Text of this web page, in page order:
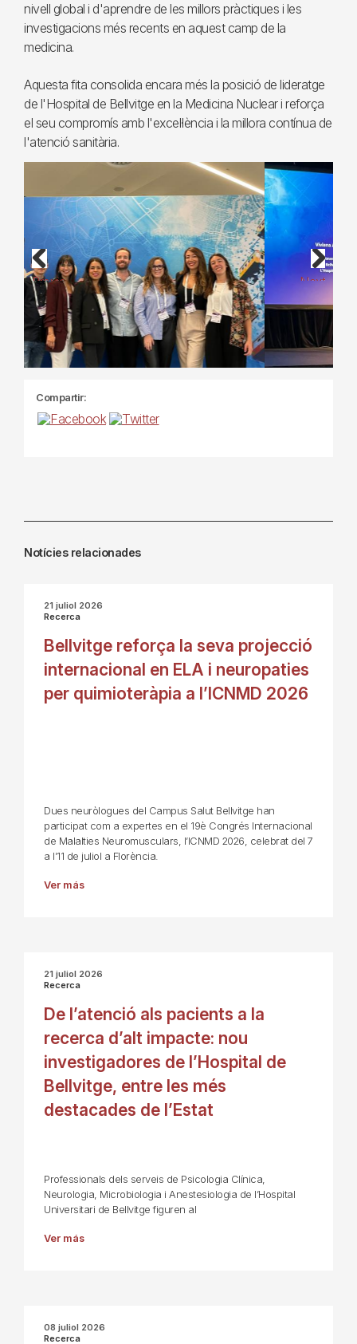
nivell global i d'aprendre de les millors pràctiques i les
investigacions més recents en aquest camp de la
medicina.
Aquesta fita consolida encara més la posició de lideratge
de l'Hospital de Bellvitge en la Medicina Nuclear i reforça
el seu compromís amb l'excel·lència i la millora contínua de
l'atenció sanitària.
Previous Next
Compartir:
Notícies relacionades
21 juliol 2026
Recerca
Bellvitge reforça la seva projecció
internacional en ELA i neuropaties
per quimioteràpia a l’ICNMD 2026
Dues neuròlogues del Campus Salut Bellvitge han
participat com a expertes en el 19è Congrés Internacional
de Malalties Neuromusculars, l’ICNMD 2026, celebrat del 7
a l’11 de juliol a Florència.
Ver más
21 juliol 2026
Recerca
De l’atenció als pacients a la
recerca d’alt impacte: nou
investigadores de l’Hospital de
Bellvitge, entre les més
destacades de l’Estat
Professionals dels serveis de Psicologia Clínica,
Neurologia, Microbiologia i Anestesiologia de l’Hospital
Universitari de Bellvitge figuren al
Ver más
08 juliol 2026
Recerca